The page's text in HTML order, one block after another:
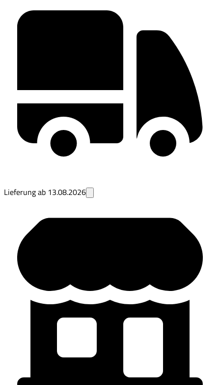
Lieferung ab 13.08.2026